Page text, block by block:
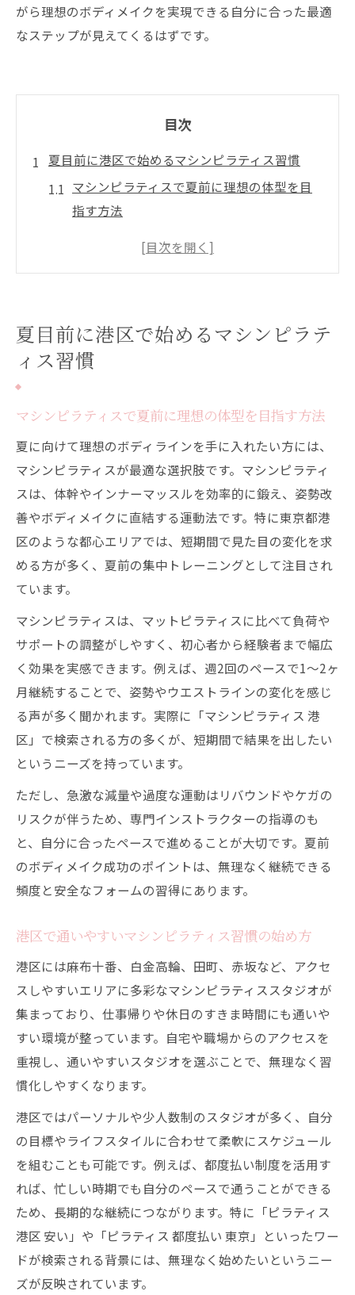
がら理想のボディメイクを実現できる自分に合った最適
なステップが見えてくるはずです。
目次
夏目前に港区で始めるマシンピラティス習慣
マシンピラティスで夏前に理想の体型を目
指す方法
港区で通いやすいマシンピラティス習慣の
パーソナルマシンピラティスが港区で人気
の理由
通い方
無理なく続く港区のマシンピラティス活用法
マシンピラティスを無理なく続ける頻度と
継続の秘訣
港区で選ぶ安いマシンピラティスの活用ポ
イント
都度払い可能なマシンピラティスで運動習
パーソナル指導で効果を実感できるピラテ
ィス活用法
見た目が変わるマシンピラティスの活用術
マシンピラティス頻度に悩む方への現実的アド
バイス
マシンピラティスは月何回が効果的か徹底
解説
月3回のマシンピラティスでも効果は実感で
きる？
港区で実践する最適なマシンピラティス頻
度とは
マシンピラティス頻度の選び方と無理なく
の違い
ジムと比べたマシンピラティスの効果と選び方
マシンピラティスとジムの効果を徹底比較
どっちが痩せる？マシンピラティスとジム
の違い
港区で選びたいマシンピラティスとジムの
選択基準
パーソナルマシンピラティスとジムの使い
分け方
港区ならではのマシンピラティス継続のコツ
港区で続けやすいマシンピラティスの選び
夏目前に港区で始めるマシンピラテ
ィス習慣
マシンピラティスで夏前に理想の体型を目指す方法
夏に向けて理想のボディラインを手に入れたい方には、
マシンピラティスが最適な選択肢です。マシンピラティ
スは、体幹やインナーマッスルを効率的に鍛え、姿勢改
善やボディメイクに直結する運動法です。特に東京都港
区のような都心エリアでは、短期間で見た目の変化を求
める方が多く、夏前の集中トレーニングとして注目され
ています。
マシンピラティスは、マットピラティスに比べて負荷や
サポートの調整がしやすく、初心者から経験者まで幅広
く効果を実感できます。例えば、週2回のペースで1〜2ヶ
月継続することで、姿勢やウエストラインの変化を感じ
る声が多く聞かれます。実際に「マシンピラティス 港
区」で検索される方の多くが、短期間で結果を出したい
というニーズを持っています。
ただし、急激な減量や過度な運動はリバウンドやケガの
リスクが伴うため、専門インストラクターの指導のも
と、自分に合ったペースで進めることが大切です。夏前
のボディメイク成功のポイントは、無理なく継続できる
頻度と安全なフォームの習得にあります。
港区で通いやすいマシンピラティス習慣の始め方
港区には麻布十番、白金高輪、田町、赤坂など、アクセ
スしやすいエリアに多彩なマシンピラティススタジオが
集まっており、仕事帰りや休日のすきま時間にも通いや
すい環境が整っています。自宅や職場からのアクセスを
重視し、通いやすいスタジオを選ぶことで、無理なく習
慣化しやすくなります。
港区ではパーソナルや少人数制のスタジオが多く、自分
の目標やライフスタイルに合わせて柔軟にスケジュール
を組むことも可能です。例えば、都度払い制度を活用す
れば、忙しい時期でも自分のペースで通うことができる
ため、長期的な継続につながります。特に「ピラティス
港区 安い」や「ピラティス 都度払い 東京」といったワー
ドが検索される背景には、無理なく始めたいというニー
ズが反映されています。